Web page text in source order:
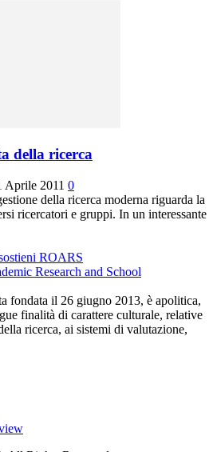
della ricerca
Aprile 2011 0
della ricerca moderna riguarda la
ricercatori e gruppi. In un interessante
fondata il 26 giugno 2013, è apolitica,
finalità di carattere culturale, relative
ricerca, ai sistemi di valutazione,